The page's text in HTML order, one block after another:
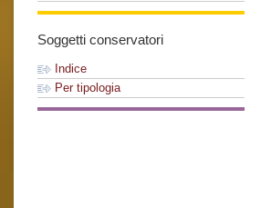
Soggetti conservatori
Indice
Per tipologia